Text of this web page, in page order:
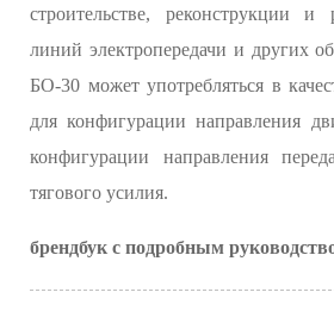
строительстве, реконструкции
линий электропередачи и других
БО-30 может употребляться в
для конфигурации направления
конфигурации направления
тягового усилия.
брендбук с подробным